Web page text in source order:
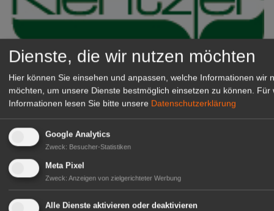
Kientzler Jungpflanzen GmbH
& Co KG
Gärtner im Zierpflanzenbau
(Geselle/Meister/Techniker)
Gensingen
zur Stellenanzeige
Dienste, die wir nutzen möchten
Hier können Sie einsehen und anpassen, welche Informationen wir
möchten, um unsere Dienste bestmöglich einsetzen zu können.
Für
Informationen lesen Sie bitte unsere Datenschutzerklärung
Google Analytics
Zweck: Besucher-Statistiken
Meta Pixel
Zweck: Anzeigen von zielgerichteter Werbung
Alle Dienste aktivieren oder deaktivieren